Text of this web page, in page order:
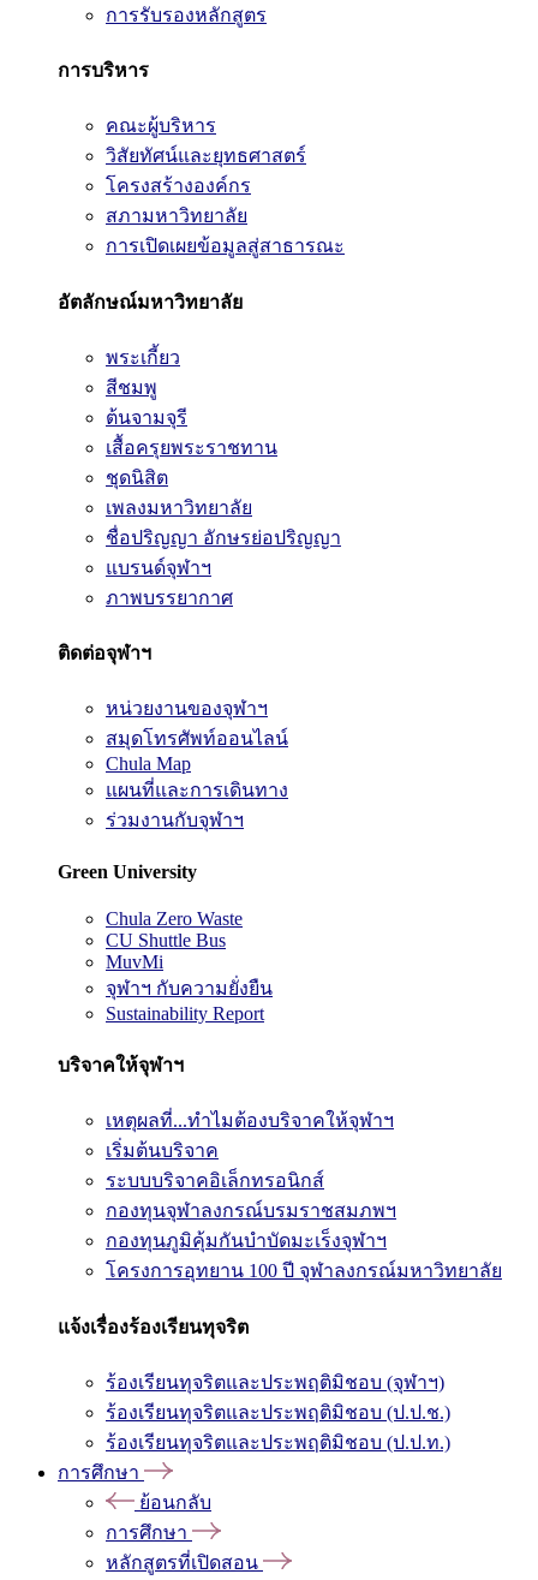
การรับรองหลักสูตร
การบริหาร
คณะผู้บริหาร
วิสัยทัศน์และยุทธศาสตร์
โครงสร้างองค์กร
สภามหาวิทยาลัย
การเปิดเผยข้อมูลสู่สาธารณะ
อัตลักษณ์มหาวิทยาลัย
พระเกี้ยว
สีชมพู
ต้นจามจุรี
เสื้อครุยพระราชทาน
ชุดนิสิต
เพลงมหาวิทยาลัย
ชื่อปริญญา อักษรย่อปริญญา
แบรนด์จุฬาฯ
ภาพบรรยากาศ
ติดต่อจุฬาฯ
หน่วยงานของจุฬาฯ
สมุดโทรศัพท์ออนไลน์
Chula Map
แผนที่และการเดินทาง
ร่วมงานกับจุฬาฯ
Green University
Chula Zero Waste
CU Shuttle Bus
MuvMi
จุฬาฯ กับความยั่งยืน
Sustainability Report
บริจาคให้จุฬาฯ
เหตุผลที่...ทำไมต้องบริจาคให้จุฬาฯ
เริ่มต้นบริจาค
ระบบบริจาคอิเล็กทรอนิกส์
กองทุนจุฬาลงกรณ์บรมราชสมภพฯ
กองทุนภูมิคุ้มกันบำบัดมะเร็งจุฬาฯ
โครงการอุทยาน 100 ปี จุฬาลงกรณ์มหาวิทยาลัย
แจ้งเรื่องร้องเรียนทุจริต
ร้องเรียนทุจริตและประพฤติมิชอบ (จุฬาฯ)
ร้องเรียนทุจริตและประพฤติมิชอบ (ป.ป.ช.)
ร้องเรียนทุจริตและประพฤติมิชอบ (ป.ป.ท.)
การศึกษา
ย้อนกลับ
การศึกษา
หลักสูตรที่เปิดสอน